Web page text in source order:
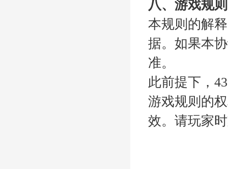
八、游戏规
本规则的解
据。如果本
准。
此前提下，
游戏规则的
效。请玩家